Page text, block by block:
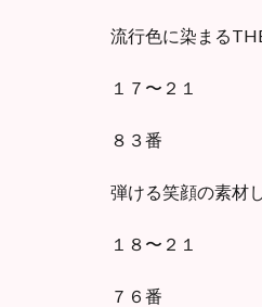
流行色に染まる
１７〜２１
８３番
弾ける笑顔の素材
１８〜２１
７６番